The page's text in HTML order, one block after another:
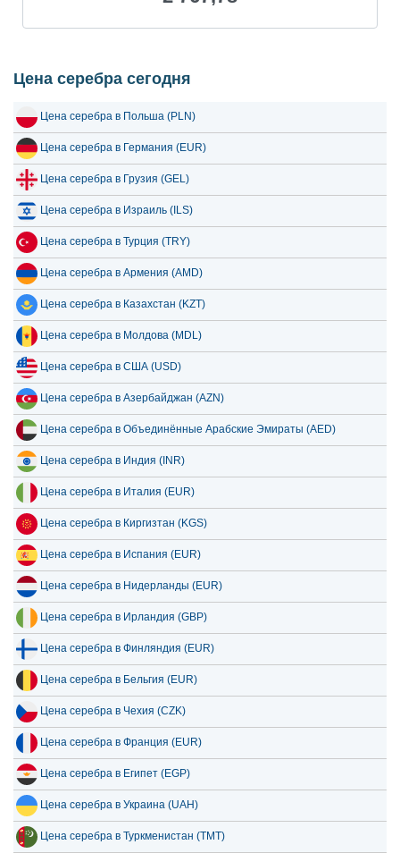
2,493.56
16 июля 2026
14 июля 2026 2,642.62 84.97
13 июля 2026 2,565.57 82.49
12 июля 2026 2,658.74 85.49
11 июля 2026 2,658.74 85.49
10 июля 2026 2,649.80 85.20
9 июля 2026 2,689.00 86.46
8 июля 2026 2,586.28 83.16
7 июля 2026 2,715.03 87.30
Цена серебра сегодня
Цена серебра в Польша (PLN)
Цена серебра в Германия (EUR)
Цена серебра в Грузия (GEL)
Цена серебра в Израиль (ILS)
Цена серебра в Турция (TRY)
Цена серебра в Армения (AMD)
Цена серебра в Казахстан (KZT)
Цена серебра в Молдова (MDL)
Цена серебра в США (USD)
Цена серебра в Азербайджан (AZN)
Цена серебра в Объединённые Арабские Эмираты (AED)
Цена серебра в Индия (INR)
Цена серебра в Италия (EUR)
Цена серебра в Киргизтан (KGS)
Цена серебра в Испания (EUR)
Цена серебра в Нидерланды (EUR)
Цена серебра в Ирландия (GBP)
Цена серебра в Финляндия (EUR)
Цена серебра в Бельгия (EUR)
Цена серебра в Чехия (CZK)
Цена серебра в Франция (EUR)
Цена серебра в Египет (EGP)
Цена серебра в Украина (UAH)
Цена серебра в Туркменистан (TMT)